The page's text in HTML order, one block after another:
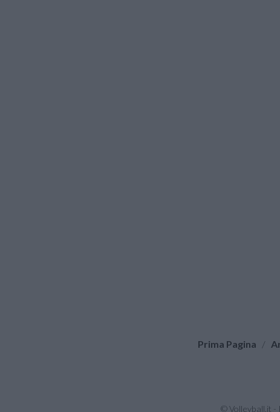
Prima Pagina /
© Volleyball.it -